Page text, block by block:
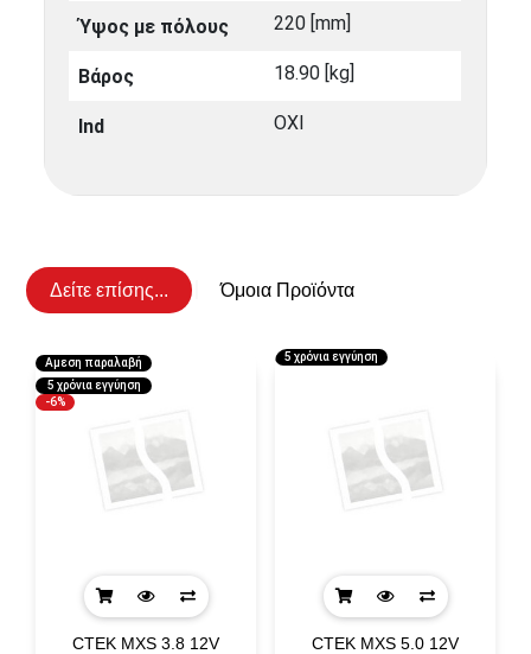
Ύψος με πόλους 220 [mm]
Βάρος 18.90 [kg]
Ind ΟΧΙ
Δείτε επίσης... Όμοια Προϊόντα
-6%
Αμεση παραλαβή
5 χρόνια εγγύηση
CTEK MXS 3.8 12V
5 χρόνια εγγύηση
CTEK MXS 5.0 12V